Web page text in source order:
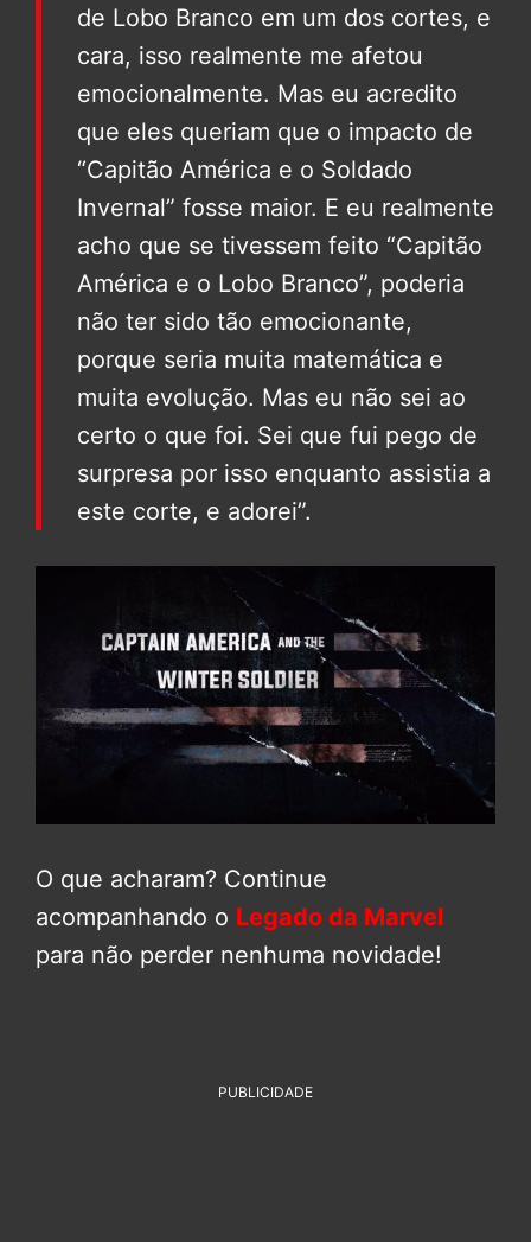
de Lobo Branco em um dos cortes, e
cara, isso realmente me afetou
emocionalmente. Mas eu acredito
que eles queriam que o impacto de
“Capitão América e o Soldado
Invernal” fosse maior. E eu realmente
acho que se tivessem feito “Capitão
América e o Lobo Branco”, poderia
não ter sido tão emocionante,
porque seria muita matemática e
muita evolução. Mas eu não sei ao
certo o que foi. Sei que fui pego de
surpresa por isso enquanto assistia a
este corte, e adorei”.
O que acharam? Continue
acompanhando o Legado da Marvel
para não perder nenhuma novidade!
PUBLICIDADE